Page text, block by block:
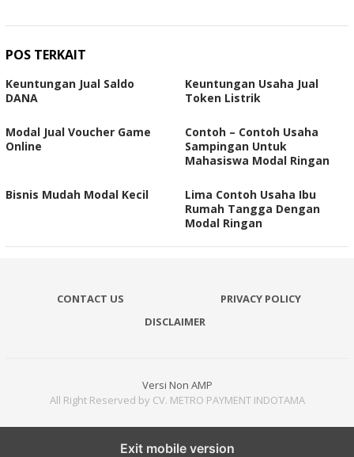
POS TERKAIT
Keuntungan Jual Saldo
DANA
Keuntungan Usaha Jual
Token Listrik
Modal Jual Voucher Game
Online
Contoh – Contoh Usaha
Sampingan Untuk
Mahasiswa Modal Ringan
Bisnis Mudah Modal Kecil
Lima Contoh Usaha Ibu
Rumah Tangga Dengan
Modal Ringan
CONTACT US
PRIVACY POLICY
DISCLAIMER
Versi Non AMP
All Right Reserved by CV. METRO PAYMENT INDOTAMA
Exit mobile version